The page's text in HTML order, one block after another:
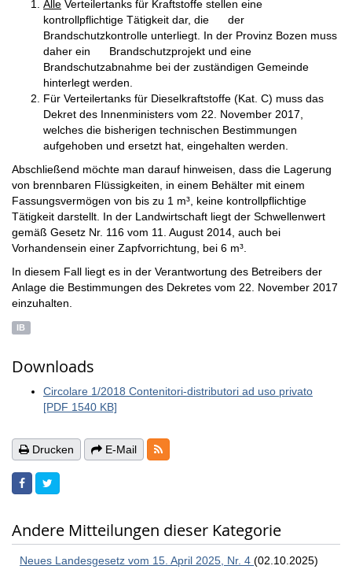
Alle Verteilertanks für Kraftstoffe stellen eine
kontrollpflichtige Tätigkeit dar, die der
Brandschutzkontrolle unterliegt. In der Provinz Bozen muss
daher ein Brandschutzprojekt und eine
Brandschutzabnahme bei der zuständigen Gemeinde
hinterlegt werden.
Für Verteilertanks für Dieselkraftstoffe (Kat. C) muss das
Dekret des Innenministers vom 22. November 2017,
welches die bisherigen technischen Bestimmungen
aufgehoben und ersetzt hat, eingehalten werden.
Abschließend möchte man darauf hinweisen, dass die Lagerung
von brennbaren Flüssigkeiten, in einem Behälter mit einem
Fassungsvermögen von bis zu 1 m³, keine kontrollpflichtige
Tätigkeit darstellt. In der Landwirtschaft liegt der Schwellenwert
gemäß Gesetz Nr. 116 vom 11. August 2014, auch bei
Vorhandensein einer Zapfvorrichtung, bei 6 m³.
In diesem Fall liegt es in der Verantwortung des Betreibers der
Anlage die Bestimmungen des Dekretes vom 22. November 2017
einzuhalten.
IB
Downloads
Circolare 1/2018 Contenitori-distributori ad uso privato
[PDF 1540 KB]
Drucken E-Mail RSS-Feeds
Andere Mitteilungen dieser Kategorie
Neues Landesgesetz vom 15. April 2025, Nr. 4 (02.10.2025)